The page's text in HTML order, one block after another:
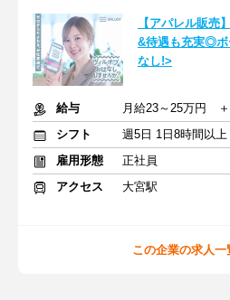
【アパレル販売
&待遇も充実◎ボ
なし!>
給与
シフト
週5日 1日8時間以上
雇用形態
正社員
アクセス
大宮駅
この企業の求人一